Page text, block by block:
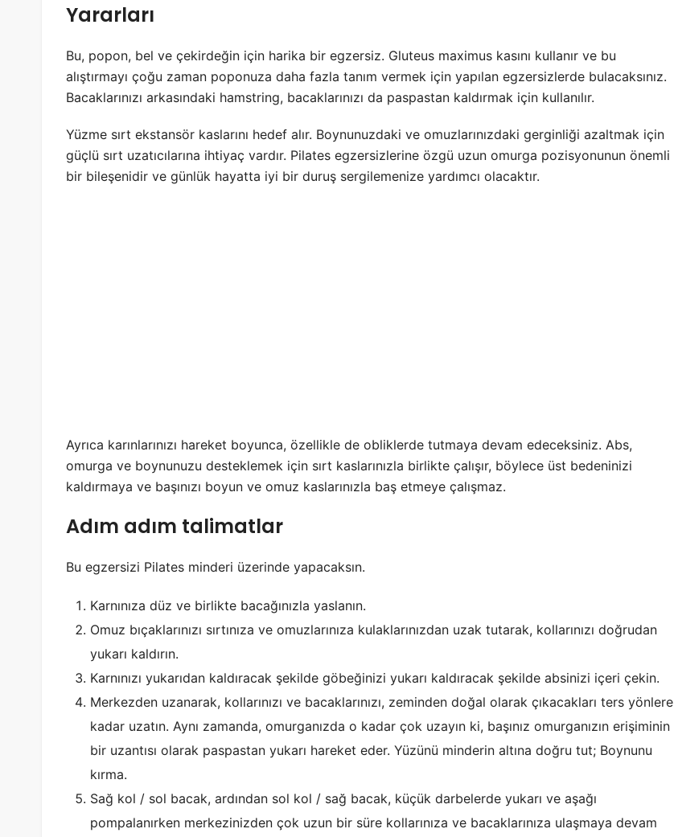
Yararları
Bu, popon, bel ve çekirdeğin için harika bir egzersiz. Gluteus maximus kasını kullanır ve bu
alıştırmayı çoğu zaman poponuza daha fazla tanım vermek için yapılan egzersizlerde bulacaksınız.
Bacaklarınızı arkasındaki hamstring, bacaklarınızı da paspastan kaldırmak için kullanılır.
Yüzme sırt ekstansör kaslarını hedef alır. Boynunuzdaki ve omuzlarınızdaki gerginliği azaltmak için
güçlü sırt uzatıcılarına ihtiyaç vardır. Pilates egzersizlerine özgü uzun omurga pozisyonunun önemli
bir bileşenidir ve günlük hayatta iyi bir duruş sergilemenize yardımcı olacaktır.
Ayrıca karınlarınızı hareket boyunca, özellikle de obliklerde tutmaya devam edeceksiniz. Abs,
omurga ve boynunuzu desteklemek için sırt kaslarınızla birlikte çalışır, böylece üst bedeninizi
kaldırmaya ve başınızı boyun ve omuz kaslarınızla baş etmeye çalışmaz.
Adım adım talimatlar
Bu egzersizi Pilates minderi üzerinde yapacaksın.
Karnınıza düz ve birlikte bacağınızla yaslanın.
Omuz bıçaklarınızı sırtınıza ve omuzlarınıza kulaklarınızdan uzak tutarak, kollarınızı doğrudan
yukarı kaldırın.
Karnınızı yukarıdan kaldıracak şekilde göbeğinizi yukarı kaldıracak şekilde absinizi içeri çekin.
Merkezden uzanarak, kollarınızı ve bacaklarınızı, zeminden doğal olarak çıkacakları ters yönlere
kadar uzatın. Aynı zamanda, omurganızda o kadar çok uzayın ki, başınız omurganızın erişiminin
bir uzantısı olarak paspastan yukarı hareket eder. Yüzünü minderin altına doğru tut; Boynunu
kırma.
Sağ kol / sol bacak, ardından sol kol / sağ bacak, küçük darbelerde yukarı ve aşağı
pompalanırken merkezinizden çok uzun bir süre kollarınıza ve bacaklarınıza ulaşmaya devam